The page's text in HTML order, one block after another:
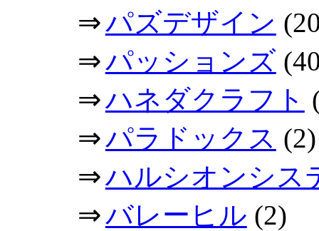
⇒パズデザイン
⇒パッションズ
⇒ハネダクラフト
⇒パラドックス (2)
⇒ハルシオンシス
⇒バレーヒル (2)